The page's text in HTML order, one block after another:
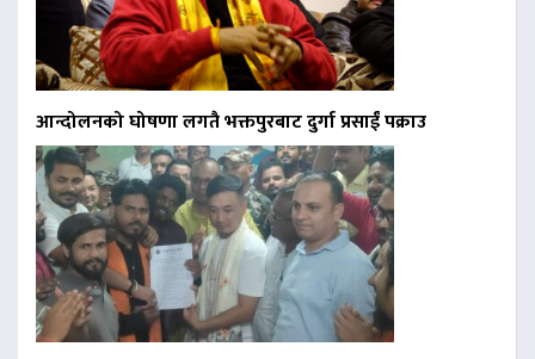
आन्दोलनको घोषणा लगतै भक्तपुरबाट दुर्गा प्रसाईं पक्राउ